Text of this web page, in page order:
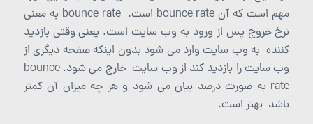
مهم است که آن bounce rate است. bounce rate به معنی
نرخ خروج پس از ورود به وب سایت است. یعنی وقتی بازدید
کننده به وب سایت وارد می شود بدون اینکه صفحه دیگری از
وب سایت را بازدید کند از وب سایت خارج می شود. bounce
rate به صورت درصد بیان می شود و هر چه میزان آن کمتر
باشد بهتر است.